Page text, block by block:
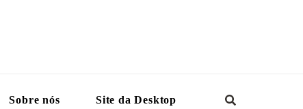
Sobre nós Site da Desktop